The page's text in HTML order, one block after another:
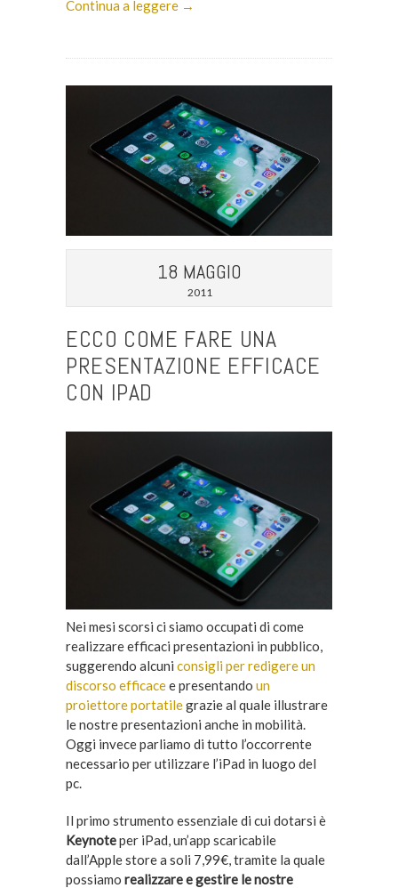
Continua a leggere →
18 MAGGIO
2011
ECCO COME FARE UNA
PRESENTAZIONE EFFICACE
CON IPAD
Nei mesi scorsi ci siamo occupati di come
realizzare efficaci presentazioni in pubblico,
suggerendo alcuni consigli per redigere un
discorso efficacee presentando un
proiettore portatilegrazie al quale illustrare
le nostre presentazioni anche in mobilità.
Oggi invece parliamo di tutto l’occorrente
necessario per utilizzare l’iPad in luogo del
pc.
Il primo strumento essenziale di cui dotarsi è
Keynoteper iPad, un’app scaricabile
dall’Apple store a soli 7,99€, tramite la quale
possiamo realizzare e gestire le nostre